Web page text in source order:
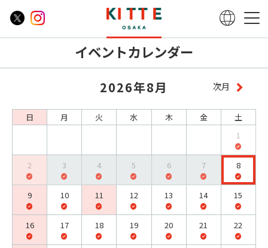
イベントカレンダー
2026年8月 次月
日 月 火 水 木 金
土
1
2 3 4 5 6 7 8
9 10 11 12 13 14 15
16 17 18 19 20 21 22